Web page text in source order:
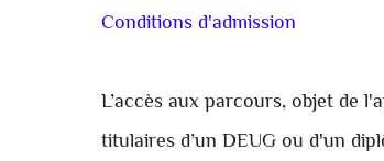
Conditions d'admission
L’accès aux parcours, objet de
titulaires d’un DEUG ou d'un